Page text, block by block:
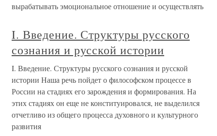
вырабатывать эмоциональное отношение и осуществлять
I. Введение. Структуры русского
сознания и русской истории
I. Введение. Структуры русского сознания и русской
истории Наша речь пойдет о философском процессе в
России на стадиях его зарождения и формирования. На
этих стадиях он еще не конституировался, не выделился
отчетливо из общего процесса духовного и культурного
развития